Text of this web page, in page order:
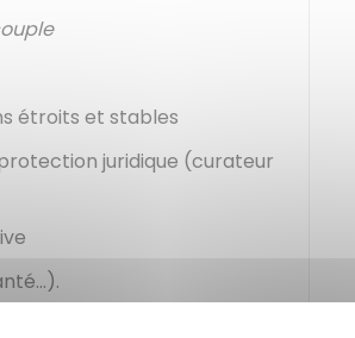
étroits et stables
juridique (curateur